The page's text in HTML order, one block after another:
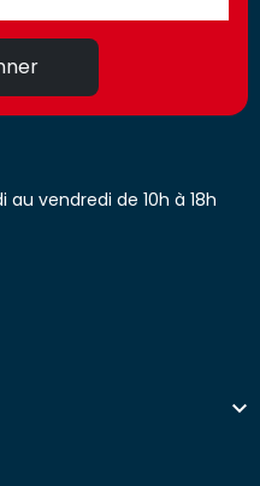
vendredi de 10h à 18h
